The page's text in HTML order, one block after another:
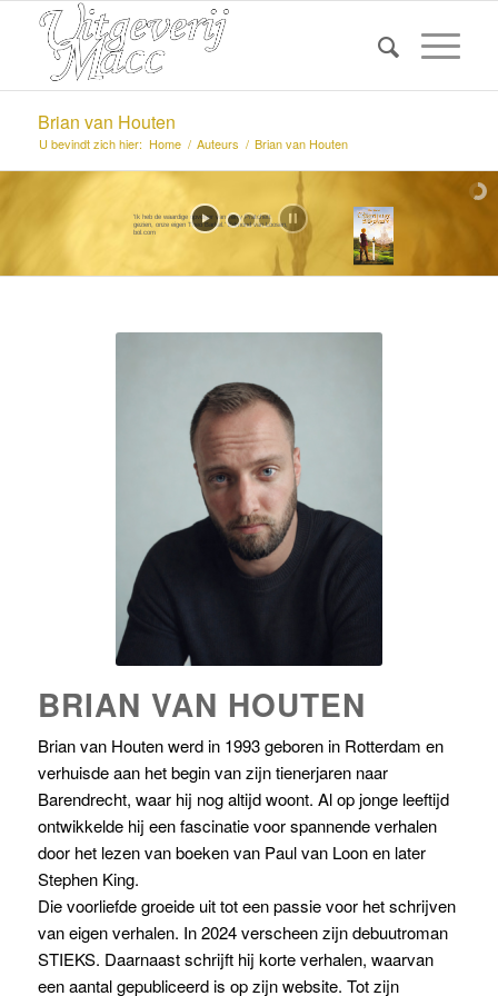
Brian van Houten
U bevindt zich hier: Home / Auteurs / Brian van Houten
'Ik heb de waardige opvolger van Terry Pratchett
gezien, onze eigen Theo Barkel.' Edmond van Loosen,
bol.com
BRIAN VAN HOUTEN
Brian van Houten werd in 1993 geboren in Rotterdam en
verhuisde aan het begin van zijn tienerjaren naar
Barendrecht, waar hij nog altijd woont. Al op jonge leeftijd
ontwikkelde hij een fascinatie voor spannende verhalen
door het lezen van boeken van Paul van Loon en later
Stephen King.
Die voorliefde groeide uit tot een passie voor het schrijven
van eigen verhalen. In 2024 verscheen zijn debuutroman
STIEKS. Daarnaast schrijft hij korte verhalen, waarvan
een aantal gepubliceerd is op zijn website. Tot zijn